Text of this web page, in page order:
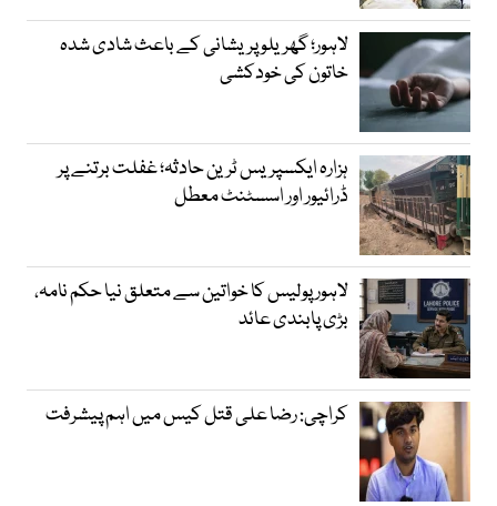
لاہور؛ گھریلو پریشانی کے باعث شادی شدہ
خاتون کی خودکشی
ہزارہ ایکسپریس ٹرین حادثہ؛ غفلت برتنے پر
ڈرائیور اور اسسٹنٹ معطل
لاہور پولیس کا خواتین سے متعلق نیا حکم نامہ،
بڑی پابندی عائد
کراچی: رضا علی قتل کیس میں اہم پیشرفت